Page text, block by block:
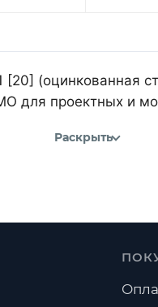
(оцинкованная
для проектных и
Раскрыть